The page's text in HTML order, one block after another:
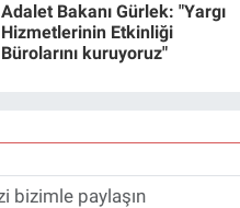
Adalet Bakanı Gürlek: "Yargı
Hizmetlerinin Etkinliği
Bürolarını kuruyoruz"